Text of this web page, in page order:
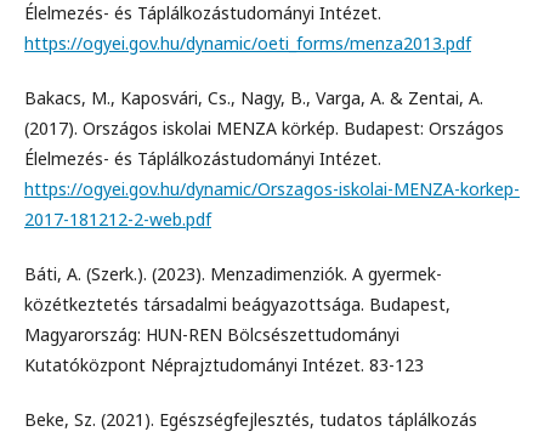
Élelmezés- és Táplálkozástudományi Intézet.
https://ogyei.gov.hu/dynamic/oeti_forms/menza2013.pdf
Bakacs, M., Kaposvári, Cs., Nagy, B., Varga, A. & Zentai, A.
(2017). Országos iskolai MENZA körkép. Budapest: Országos
Élelmezés- és Táplálkozástudományi Intézet.
https://ogyei.gov.hu/dynamic/Orszagos-iskolai-MENZA-korkep-
2017-181212-2-web.pdf
Báti, A. (Szerk.). (2023). Menzadimenziók. A gyermek-
közétkeztetés társadalmi beágyazottsága. Budapest,
Magyarország: HUN-REN Bölcsészettudományi
Kutatóközpont Néprajztudományi Intézet. 83-123
Beke, Sz. (2021). Egészségfejlesztés, tudatos táplálkozás